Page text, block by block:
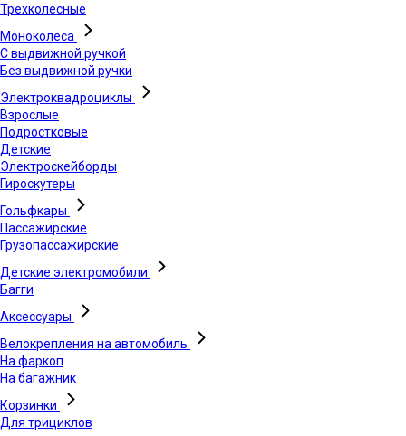
Трехколесные
Моноколеса
С выдвижной ручкой
Без выдвижной ручки
Электроквадроциклы
Взрослые
Подростковые
Детские
Электроскейборды
Гироскутеры
Гольфкары
Пассажирские
Грузопассажирские
Детские электромобили
Багги
Аксессуары
Велокрепления на автомобиль
На фаркоп
На багажник
Корзинки
Для трициклов